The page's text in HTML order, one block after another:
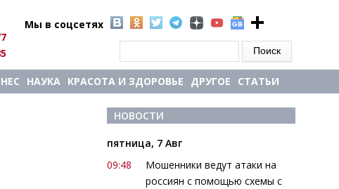
Мы в соцсетях
НАУКА КРАСОТА И ЗДОРОВЬЕ ДРУГОЕ СТАТЬИ
НОВОСТИ
пятница, 7 Авг
09:48
Мошенники ведут атаки на
россиян с помощью схемы с